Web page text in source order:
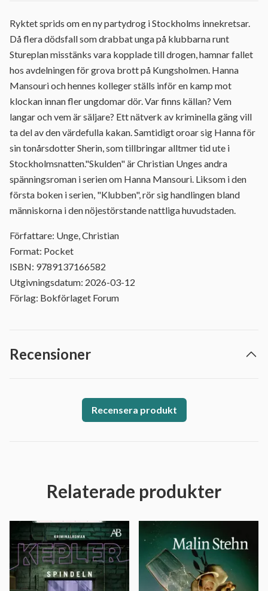
Ryktet sprids om en ny partydrog i Stockholms innekretsar.
Då flera dödsfall som drabbat unga på klubbarna runt
Stureplan misstänks vara kopplade till drogen, hamnar fallet
hos avdelningen för grova brott på Kungsholmen. Hanna
Mansouri och hennes kolleger ställs inför en kamp mot
klockan innan fler ungdomar dör. Var finns källan? Vem
langar och vem är säljare? Ett nätverk av kriminella gäng vill
ta del av den värdefulla kakan. Samtidigt oroar sig Hanna för
sin tonårsdotter Sherin, som tillbringar alltmer tid ute i
Stockholmsnatten."Skulden" är Christian Unges andra
spänningsroman i serien om Hanna Mansouri. Liksom i den
första boken i serien, "Klubben", rör sig handlingen bland
människorna i den nöjestörstande nattliga huvudstaden.
Författare: Unge, Christian
Format: Pocket
ISBN: 9789137166582
Utgivningsdatum: 2026-03-12
Förlag: Bokförlaget Forum
Recensioner
Recensera produkt
Relaterade produkter